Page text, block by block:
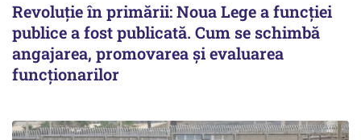
Revoluție în primării: Noua Lege a funcției
publice a fost publicată. Cum se schimbă
angajarea, promovarea și evaluarea
funcționarilor